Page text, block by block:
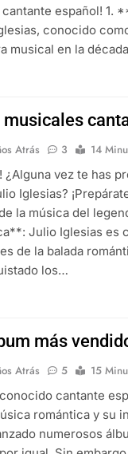
español! 1.
conocido
musical en la
musicales
Atrás 3
14
¿Alguna vez te has
Iglesias?
la música del
Julio Iglesias es
de la balada
los…
más
Atrás 5
15
cantante
romántica y su
numerosos